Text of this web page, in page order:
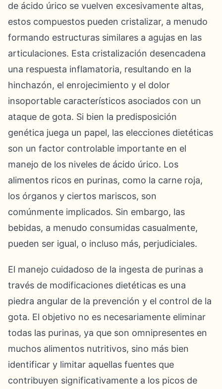
de ácido úrico se vuelven excesivamente altas,
estos compuestos pueden cristalizar, a menudo
formando estructuras similares a agujas en las
articulaciones. Esta cristalización desencadena
una respuesta inflamatoria, resultando en la
hinchazón, el enrojecimiento y el dolor
insoportable característicos asociados con un
ataque de gota. Si bien la predisposición
genética juega un papel, las elecciones dietéticas
son un factor controlable importante en el
manejo de los niveles de ácido úrico. Los
alimentos ricos en purinas, como la carne roja,
los órganos y ciertos mariscos, son
comúnmente implicados. Sin embargo, las
bebidas, a menudo consumidas casualmente,
pueden ser igual, o incluso más, perjudiciales.
El manejo cuidadoso de la ingesta de purinas a
través de modificaciones dietéticas es una
piedra angular de la prevención y el control de la
gota. El objetivo no es necesariamente eliminar
todas las purinas, ya que son omnipresentes en
muchos alimentos nutritivos, sino más bien
identificar y limitar aquellas fuentes que
contribuyen significativamente a los picos de